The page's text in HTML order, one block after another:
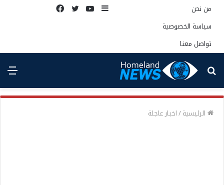
من نحن
سياسة الخصوصية
تواصل معنا
إضافة يوتيوبتويتر
بحث
عن
الرئيسية/اخبار عاجلة